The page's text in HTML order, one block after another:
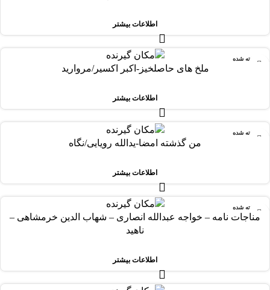
اطلاعات بیشتر
فروخته شده
ملخ های حاصلخیز-اکبر اکسیر/مروارید
اطلاعات بیشتر
فروخته شده
من گذشته امضا-یدالله رویایی/نگاه
اطلاعات بیشتر
فروخته شده
مناجات نامه – خواجه عبدالله انصاری – شهاب الدین خرمشاهی –
ناهید
اطلاعات بیشتر